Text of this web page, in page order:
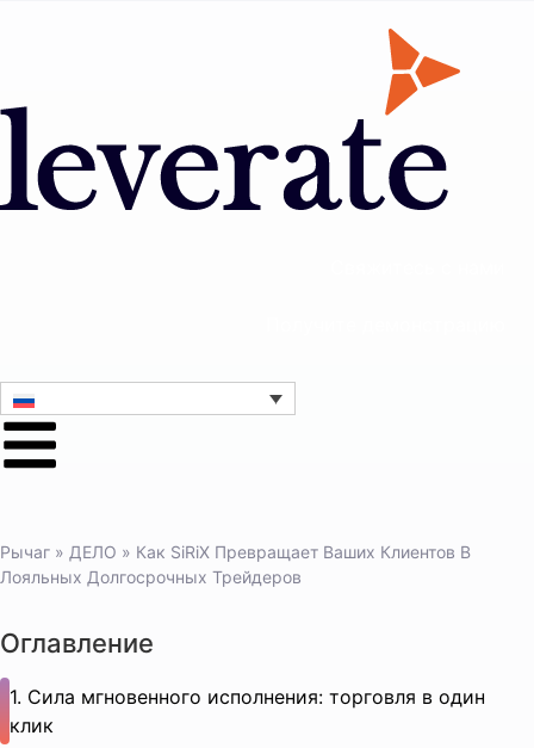
Рычаг » ДЕЛО » Как SiRiX Превращает Ваших Клиентов В
Лояльных Долгосрочных Трейдеров
Оглавление
1. Сила мгновенного исполнения: торговля в один
клик